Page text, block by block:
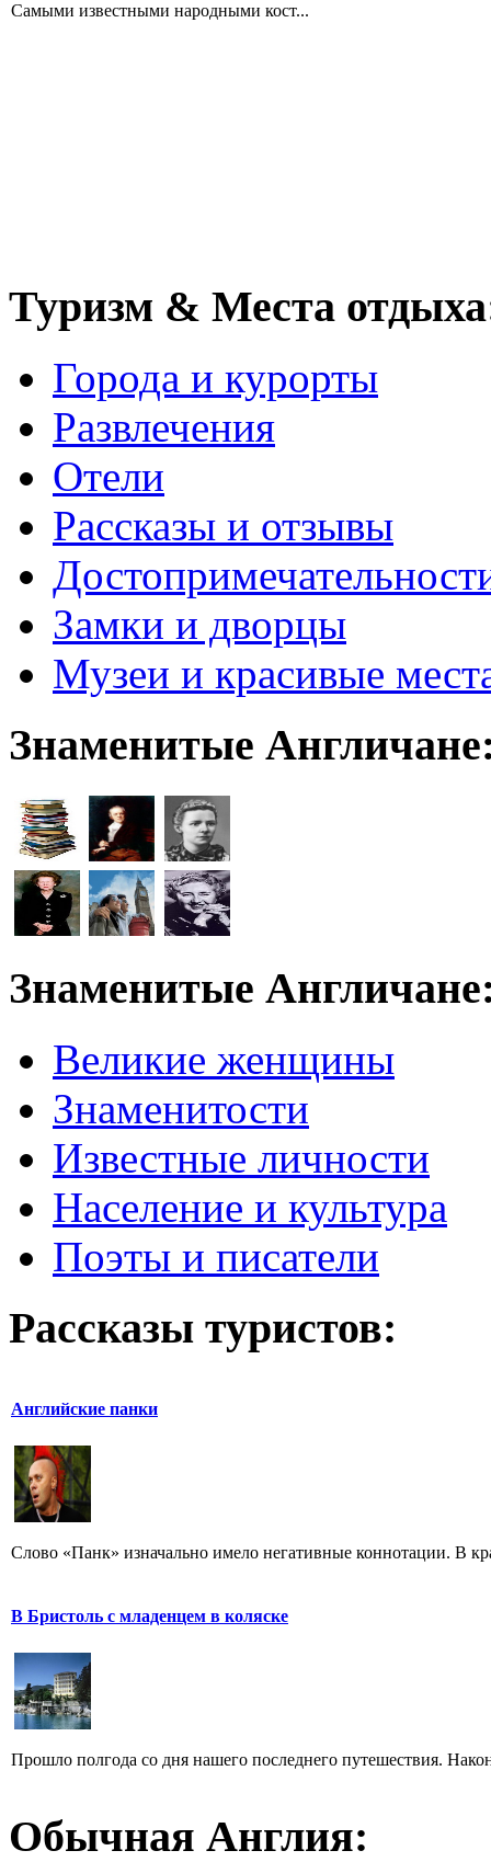
Самыми известными народными кост...
Туризм & Места
Города и курорты
Развлечения
Отели
Рассказы и отзывы
Замки и дворцы
Музеи и красивые
Знаменитые
Знаменитые
Великие женщины
Знаменитости
Известные личности
Население и культура
Поэты и писатели
Рассказы туристов:
Английские панки
Слово «Панк» изначально имело негативные коннотации. В
В Бристоль с младенцем в коляске
Прошло полгода со дня нашего последнего путешествия.
Обычная Англия: